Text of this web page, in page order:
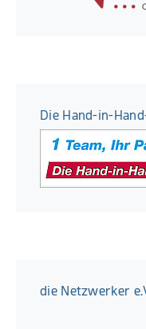
Die Hand-in-
die Netzwerker